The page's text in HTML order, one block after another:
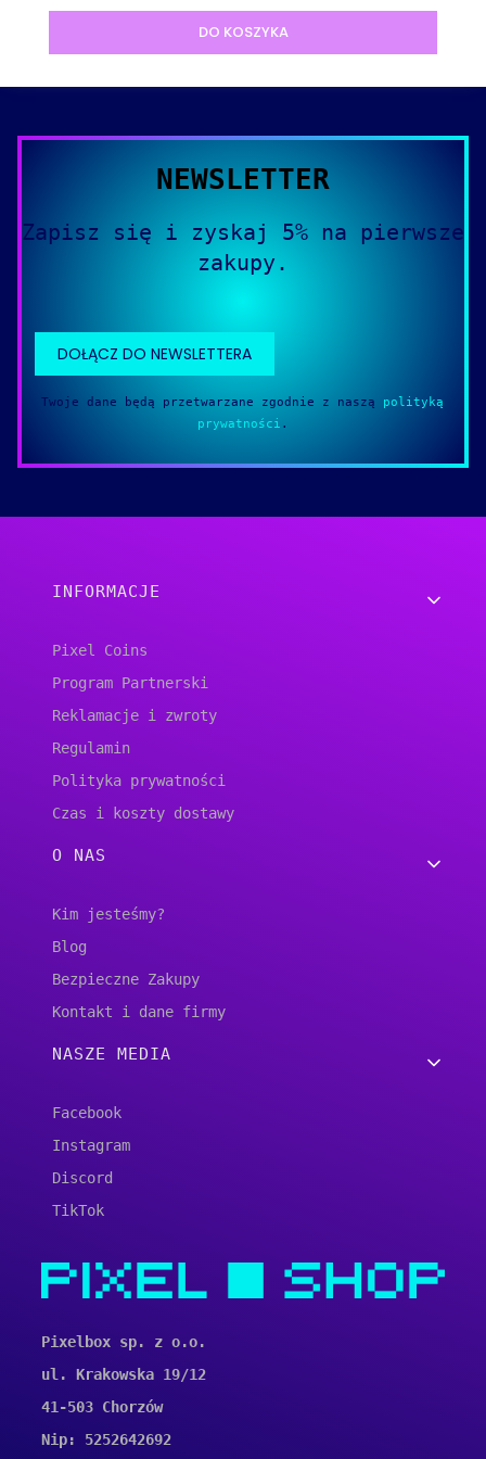
DO KOSZYKA
NEWSLETTER
Zapisz się i zyskaj 5% na pierwsze
zakupy.
DOŁĄCZ DO NEWSLETTERA
Twoje dane będą przetwarzane zgodnie z naszą polityką
prywatności .
Linki w stopce
INFORMACJE
Pixel Coins
Program Partnerski
Reklamacje i zwroty
Regulamin
Polityka prywatności
Czas i koszty dostawy
O NAS
Kim jesteśmy?
Blog
Bezpieczne Zakupy
Kontakt i dane firmy
NASZE MEDIA
Facebook
Instagram
Discord
TikTok
Pixelbox sp. z o.o.
ul. Krakowska 19/12
41-503 Chorzów
Nip: 5252642692